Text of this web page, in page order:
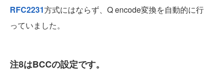
RFC2231方式にはならず、Q encode変換を自動的に行
っていました。
注8はBCCの設定です。